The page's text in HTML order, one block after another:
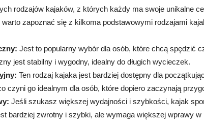
rodzajów kajaków, z których każdy ma swoje unikalne
zapoznać się z kilkoma podstawowymi rodzajami
Jest to popularny wybór dla osób, które chcą spędzić
jest stabilny i wygodny, idealny do długich wycieczek.
Ten rodzaj kajaka jest bardziej dostępny dla
czyni go idealnym dla osób, które dopiero zaczynają
Jeśli szukasz większej wydajności i szybkości, kajak
bardziej zwrotny i szybki, ale wymaga większej wprawy w